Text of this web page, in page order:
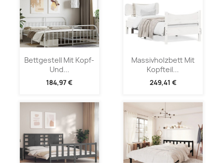
Bettgestell Mit Kopf-
Und...
184,97 €
Massivholzbett Mit
Kopfteil...
249,41 €